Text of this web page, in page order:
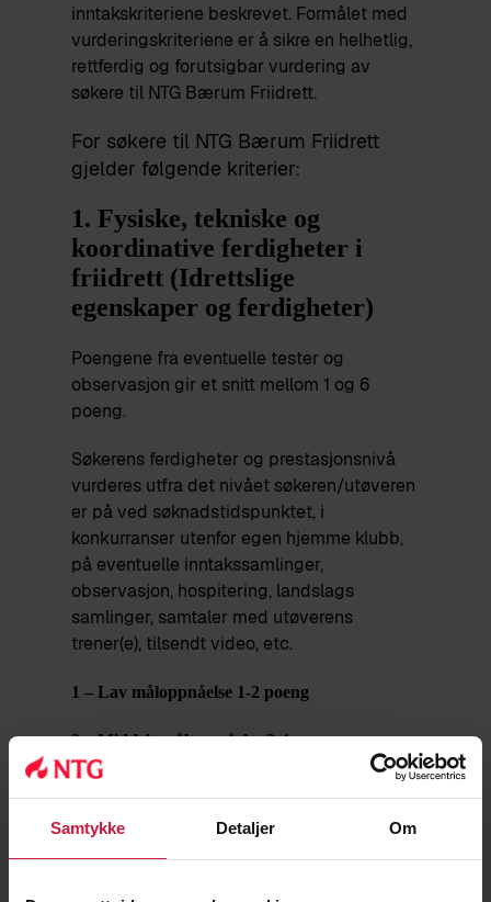
Samtykke Detaljer Om
inntakskriteriene beskrevet. Formålet med
vurderingskriteriene er å sikre en helhetlig,
rettferdig og forutsigbar vurdering av
søkere til NTG Bærum Friidrett.
For søkere til NTG Bærum Friidrett
gjelder følgende kriterier:
1. Fysiske, tekniske og
koordinative ferdigheter i
friidrett (Idrettslige
egenskaper og ferdigheter)
Poengene fra eventuelle tester og
observasjon gir et snitt mellom 1 og 6
poeng.
Søkerens ferdigheter og prestasjonsnivå
vurderes utfra det nivået søkeren/utøveren
er på ved søknadstidspunktet, i
konkurranser utenfor egen hjemme klubb,
på eventuelle inntakssamlinger,
observasjon, hospitering, landslags
samlinger, samtaler med utøverens
trener(e), tilsendt video, etc.
1 – Lav måloppnåelse 1-2 poeng
2 – Middels måloppnåelse 3-4 poeng
Fysiske ferdigheter: